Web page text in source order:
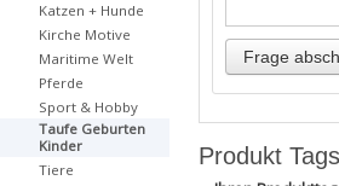
Produkt Tags
Katzen + Hunde
Kirche Motive
Maritime Welt
Pferde
Sport & Hobby
Taufe Geburten
Kinder
Tiere